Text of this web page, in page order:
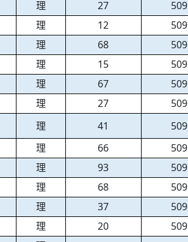
理 27 509
理 12 509
理 68 509
理 15 509
理 67 509
理 27 509
理 41 509
理 66 509
理 93 509
理 68 509
理 37 509
理 20 509